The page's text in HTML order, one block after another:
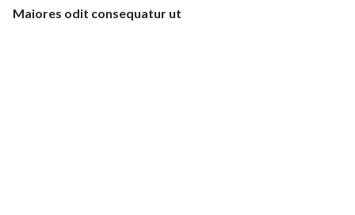
Maiores odit consequatur ut